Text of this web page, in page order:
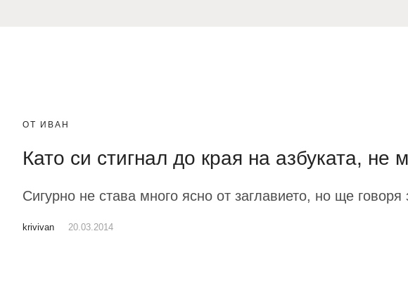
ОТ ИВАН
Като си стигнал до края на азбуката,
Сигурно не става много ясно от заглавието, но ще
krivivan 20.03.2014